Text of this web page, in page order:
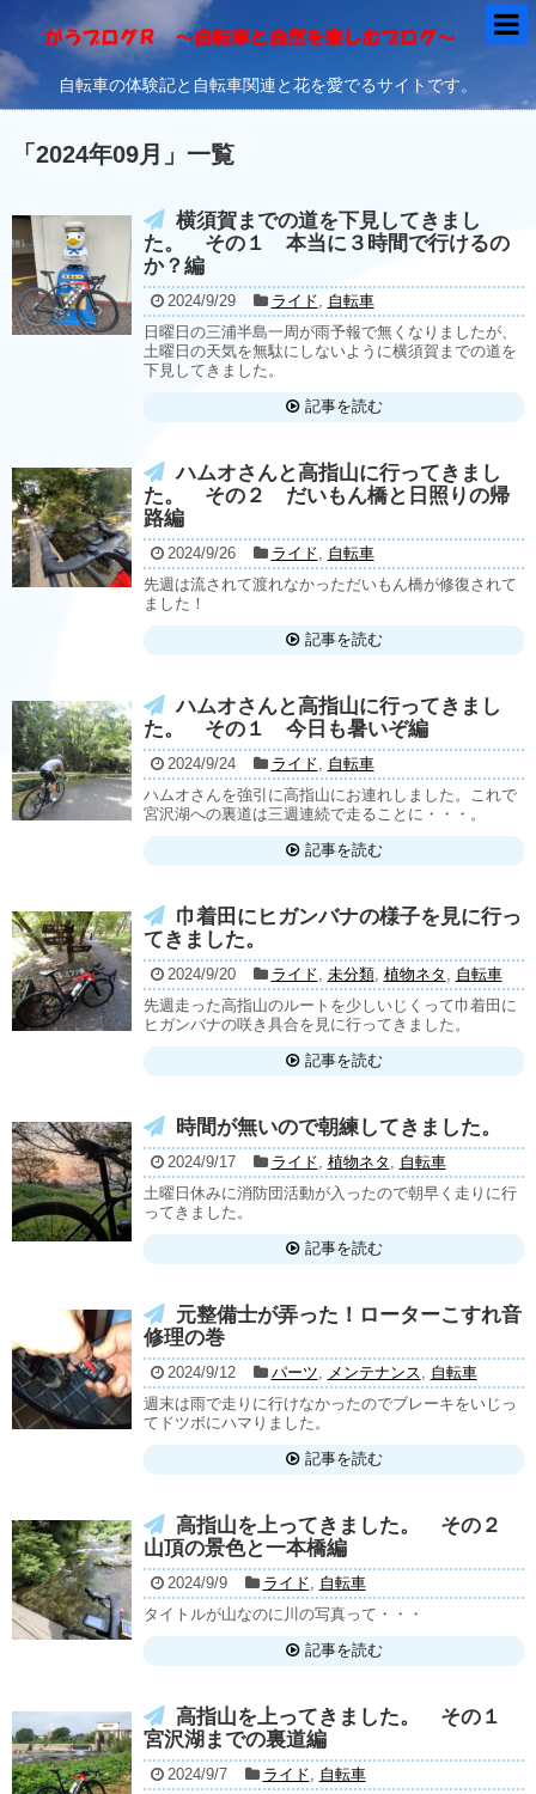
自転車の体験記と自転車関連と花を愛でるサイトです。
「2024年09月 」 一覧
横須賀までの道を下見してきまし
た。 その１ 本当に３時間で行けるの
か？編
2024/9/29 ライド
自転車
日曜日の三浦半島一周が雨予報で無くなりましたが、
土曜日の天気を無駄にしないように横須賀までの道を
下見してきました。
記事を読む
ハムオさんと高指山に行ってきまし
た。 その２ だいもん橋と日照りの帰
路編
2024/9/26 ライド
自転車
先週は流されて渡れなかっただいもん橋が修復されて
ました！
記事を読む
ハムオさんと高指山に行ってきまし
た。 その１ 今日も暑いぞ編
2024/9/24 ライド
自転車
ハムオさんを強引に高指山にお連れしました。これで
宮沢湖への裏道は三週連続で走ることに・・・。
記事を読む
巾着田にヒガンバナの様子を見に行っ
てきました。
2024/9/20 ライド 未分類, 植物ネタ
自転車
先週走った高指山のルートを少しいじくって巾着田に
ヒガンバナの咲き具合を見に行ってきました。
記事を読む
時間が無いので朝練してきました。
2024/9/17 ライド 植物ネタ
自転車
土曜日休みに消防団活動が入ったので朝早く走りに行
ってきました。
記事を読む
元整備士が弄った！ローターこすれ音
修理の巻
2024/9/12 パーツ メンテナンス
自転車
週末は雨で走りに行けなかったのでブレーキをいじっ
てドツボにハマりました。
記事を読む
高指山を上ってきました。 その２
山頂の景色と一本橋編
2024/9/9 ライド
自転車
タイトルが山なのに川の写真って・・・
記事を読む
高指山を上ってきました。 その１
宮沢湖までの裏道編
2024/9/7 ライド
自転車